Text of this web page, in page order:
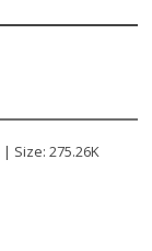
| Size: 275.26K